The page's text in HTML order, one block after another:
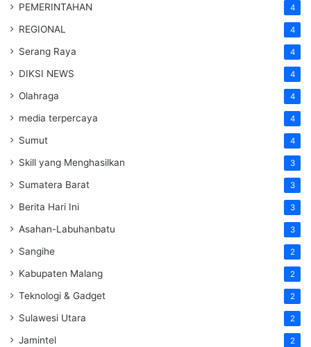
PEMERINTAHAN 4
REGIONAL 4
Serang Raya 4
DIKSI NEWS 4
Olahraga 4
media terpercaya 4
Sumut 4
Skill yang Menghasilkan 3
Sumatera Barat 3
Berita Hari Ini 3
Asahan-Labuhanbatu 3
Sangihe 2
Kabupaten Malang 2
Teknologi & Gadget 2
Sulawesi Utara 2
Jamintel 2